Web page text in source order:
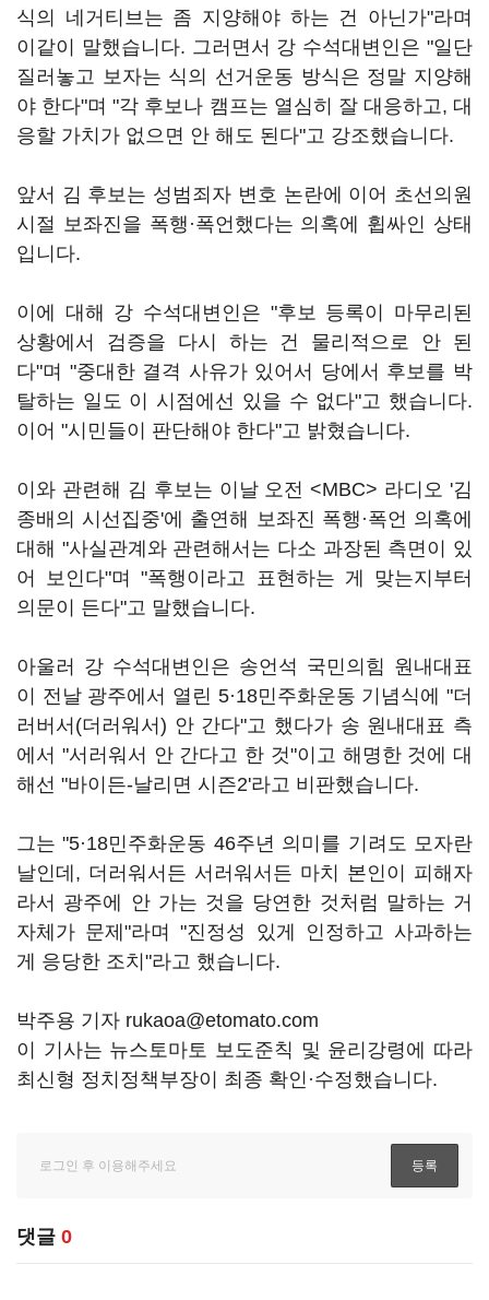
식의 네거티브는 좀 지양해야 하는 건 아닌가"라며
이같이 말했습니다. 그러면서 강 수석대변인은 "일단
질러놓고 보자는 식의 선거운동 방식은 정말 지양해
야 한다"며 "각 후보나 캠프는 열심히 잘 대응하고, 대
응할 가치가 없으면 안 해도 된다"고 강조했습니다.
앞서 김 후보는 성범죄자 변호 논란에 이어 초선의원
시절 보좌진을 폭행·폭언했다는 의혹에 휩싸인 상태
입니다.
이에 대해 강 수석대변인은 "후보 등록이 마무리된
상황에서 검증을 다시 하는 건 물리적으로 안 된
다"며 "중대한 결격 사유가 있어서 당에서 후보를 박
탈하는 일도 이 시점에선 있을 수 없다"고 했습니다.
이어 "시민들이 판단해야 한다"고 밝혔습니다.
이와 관련해 김 후보는 이날 오전 <MBC> 라디오 '김
종배의 시선집중'에 출연해 보좌진 폭행·폭언 의혹에
대해 "사실관계와 관련해서는 다소 과장된 측면이 있
어 보인다"며 "폭행이라고 표현하는 게 맞는지부터
의문이 든다"고 말했습니다.
아울러 강 수석대변인은 송언석 국민의힘 원내대표
이 전날 광주에서 열린 5·18민주화운동 기념식에 "더
러버서(더러워서) 안 간다"고 했다가 송 원내대표 측
에서 "서러워서 안 간다고 한 것"이고 해명한 것에 대
해선 "바이든-날리면 시즌2'라고 비판했습니다.
그는 "5·18민주화운동 46주년 의미를 기려도 모자란
날인데, 더러워서든 서러워서든 마치 본인이 피해자
라서 광주에 안 가는 것을 당연한 것처럼 말하는 거
자체가 문제"라며 "진정성 있게 인정하고 사과하는
게 응당한 조치"라고 했습니다.
박주용 기자 rukaoa@etomato.com
이 기사는 뉴스토마토 보도준칙 및 윤리강령에 따라
최신형 정치정책부장이 최종 확인·수정했습니다.
댓글 0